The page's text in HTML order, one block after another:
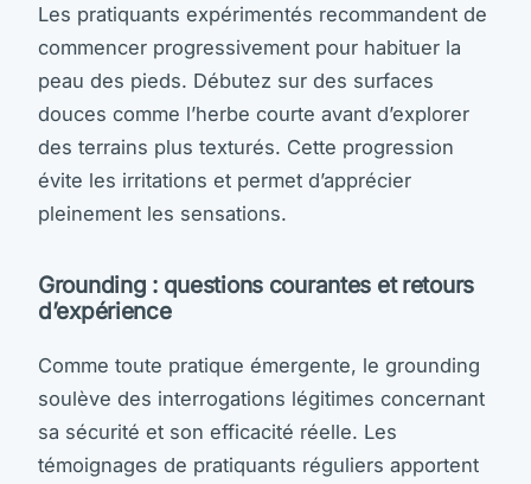
Les pratiquants expérimentés recommandent de
commencer progressivement pour habituer la
peau des pieds. Débutez sur des surfaces
douces comme l’herbe courte avant d’explorer
des terrains plus texturés. Cette progression
évite les irritations et permet d’apprécier
pleinement les sensations.
Grounding : questions courantes et retours
d’expérience
Comme toute pratique émergente, le grounding
soulève des interrogations légitimes concernant
sa sécurité et son efficacité réelle. Les
témoignages de pratiquants réguliers apportent